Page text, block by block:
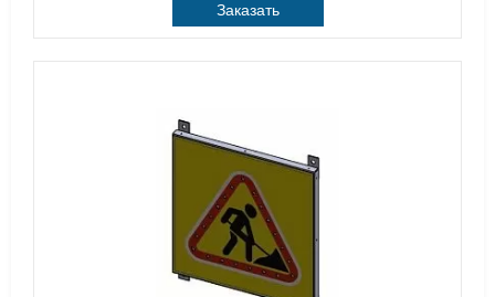
Заказать